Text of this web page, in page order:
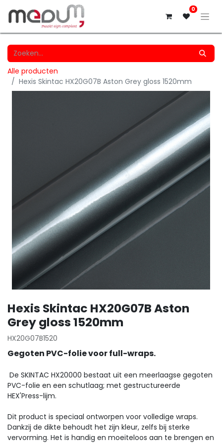
0
Alle producten
Hexis Skintac HX20G07B Aston Grey gloss 1520mm
Hexis Skintac HX20G07B Aston
Grey gloss 1520mm
HX20G07B1520
Gegoten PVC-folie voor full-wraps.
De SKINTAC HX20000 bestaat uit een meerlaagse gegoten
PVC-folie en een schutlaag; met gestructureerde
HEX'Press-lijm.
Dit product is speciaal ontworpen voor volledige wraps.
Dankzij de dikte behoudt het zijn kleur, zelfs bij sterke
vervorming. Het is handig en moeiteloos aan te brengen en